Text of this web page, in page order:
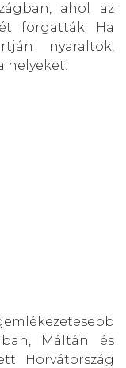
ahol az
forgatták. Ha
nyaraltok,
helyeket!
Máltán és
Horvátország